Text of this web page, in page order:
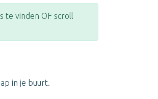
te vinden OF scroll
in je buurt.